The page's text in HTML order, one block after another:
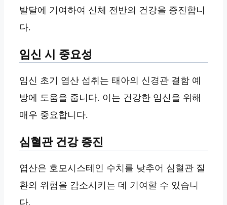
발달에 기여하여 신체 전반의 건강을 증진합니
다.
임신 시 중요성
임신 초기 엽산 섭취는 태아의 신경관 결함 예
방에 도움을 줍니다. 이는 건강한 임신을 위해
매우 중요합니다.
심혈관 건강 증진
엽산은 호모시스테인 수치를 낮추어 심혈관 질
환의 위험을 감소시키는 데 기여할 수 있습니
다.